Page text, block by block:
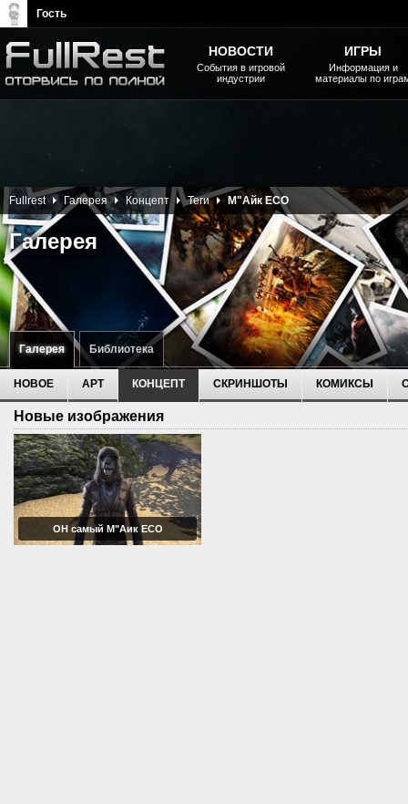
Галерея Библиотека
Галерея
Fullrest Галерея Концепт Теги М"Айк ЕСО
НОВОЕ АРТ КОНЦЕПТ СКРИНШОТЫ КОМИКСЫ
Новые изображения
ОН самый М"Аик ЕСО
НОВОСТИ
События в игровой
индустрии
ИГРЫ
Информация и
материалы по
Гость